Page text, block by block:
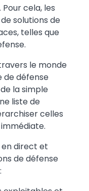
cela, les
solutions de
telles que
le monde
de défense
la simple
liste de
celles
direct et
de défense